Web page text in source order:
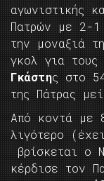
αγωνιστικής
Πατρών με 2-1
την μοναξιά
γκολ για τους
Γκάστης στο
της Πάτρας
Από κοντά με
λιγότερο
βρίσκεται ο
κέρδισε τον